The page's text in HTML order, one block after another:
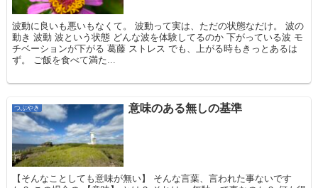
波動に良いも悪いもなくて。 波動って実は、ただの状態なだけ。 波の
動き 波動 波という状態 どんな波を体験してるのか 下がっている波 モ
チベーションが下がる 葛藤 ストレス でも、上がる時もきっとあるは
ず。 ご飯を食べて満た...
つぶやき 意味のある無しの基準
【そんなことしても意味が無い】 そんな言葉、言われた事ないです